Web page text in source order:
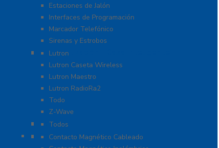
Estaciones de Jalón
Interfaces de Programación
Marcador Telefónico
Sirenas y Estrobos
Automatización – Casa Inteligente
Lutron
Lutron Caseta Wireless
Lutron Maestro
Lutron RadioRa2
Todo
Z-Wave
Cables
Todos
Contactos Magnéticos
Contacto Magnético Cableado